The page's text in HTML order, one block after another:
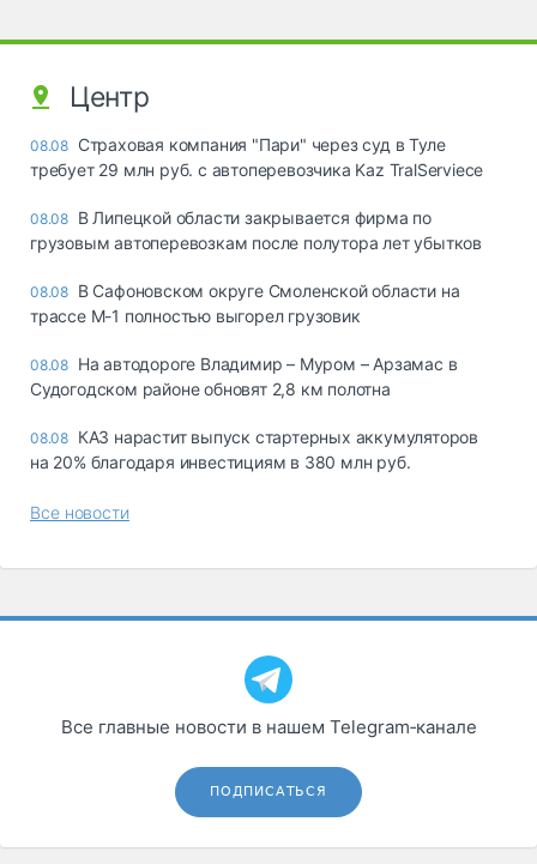
Центр
08.08 Страховая компания "Пари" через суд в Туле
требует 29 млн руб. с автоперевозчика Kaz TralServiece
08.08 В Липецкой области закрывается фирма по
грузовым автоперевозкам после полутора лет убытков
08.08 В Сафоновском округе Смоленской области на
трассе М-1 полностью выгорел грузовик
08.08 На автодороге Владимир – Муром – Арзамас в
Судогодском районе обновят 2,8 км полотна
08.08 КАЗ нарастит выпуск стартерных аккумуляторов
на 20% благодаря инвестициям в 380 млн руб.
Все новости
Все главные новости в нашем Telegram‑канале
ПОДПИСАТЬСЯ